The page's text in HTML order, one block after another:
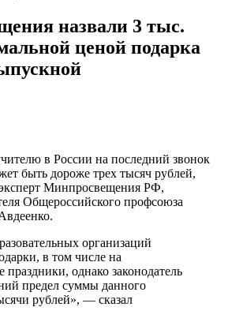
назвали 3 тыс.
ценой подарка
в России на последний звонок
быть дороже трех тысяч рублей,
Минпросвещения РФ,
Общероссийского профсоюза
организаций
в том числе на
праздники, однако законодатель
предел суммы данного
рублей», — сказал